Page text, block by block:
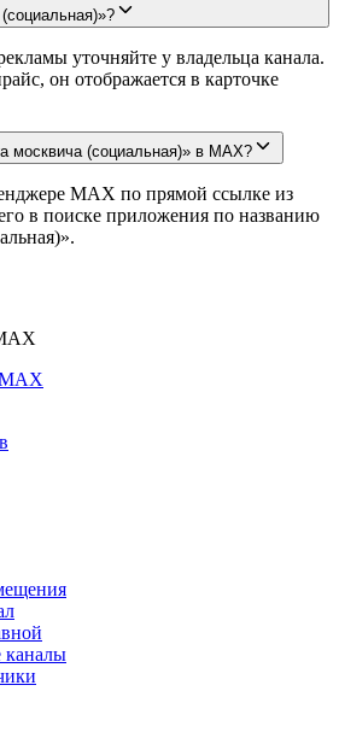
(социальная)»?
уточняйте у владельца канала.
он отображается в карточке
москвича (социальная)» в MAX?
MAX по прямой ссылке из
в поиске приложения по названию
каналы